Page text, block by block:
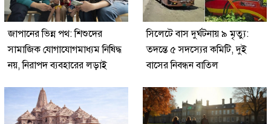
জাপানের ভিন্ন পথ: শিশুদের
সামাজিক যোগাযোগমাধ্যম নিষিদ্ধ
নয়, নিরাপদ ব্যবহারের লড়াই
সিলেটে বাস দুর্ঘটনায় ৯ মৃত্যু:
তদন্তে ৫ সদস্যের কমিটি, দুই
বাসের নিবন্ধন বাতিল